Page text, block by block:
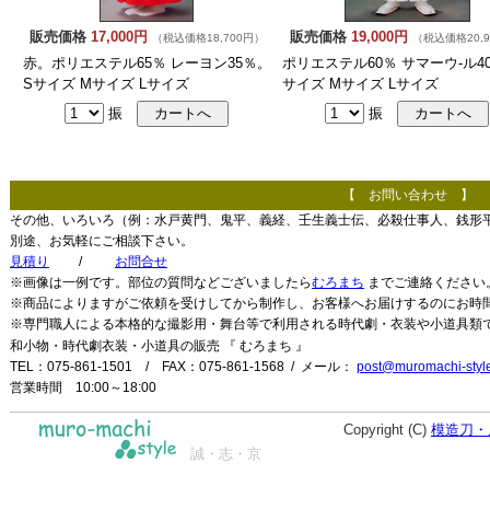
販売価格17,000円 （税込価格18,700円）
赤。ポリエステル65％ レーヨン35％。
Sサイズ Mサイズ Lサイズ
振
販売価格19,000円 （税込価格
ポリエステル60％ サマーウ-ル
サイズ Mサイズ Lサイズ
振
【 お問い合わせ 】
その他、いろいろ（例：水戸黄門、鬼平、義経、壬生義士伝、必殺仕事人、銭
別途、お気軽にご相談下さい。
見積り
/ お問合せ
※画像は一例です。部位の質問などございましたらむろまち までご連絡ください
※商品によりますがご依頼を受けしてから制作し、お客様へお届けするのにお
※専門職人による本格的な撮影用・舞台等で利用される時代劇・衣装や小道具類
和小物・時代劇衣装・小道具の販売 『 むろまち 』
TEL：075-861-1501 / FAX：075-861-1568 / メール： post@muromachi-
営業時間 10:00～18:00
誠・志・京
Copyright (C) 模造刀